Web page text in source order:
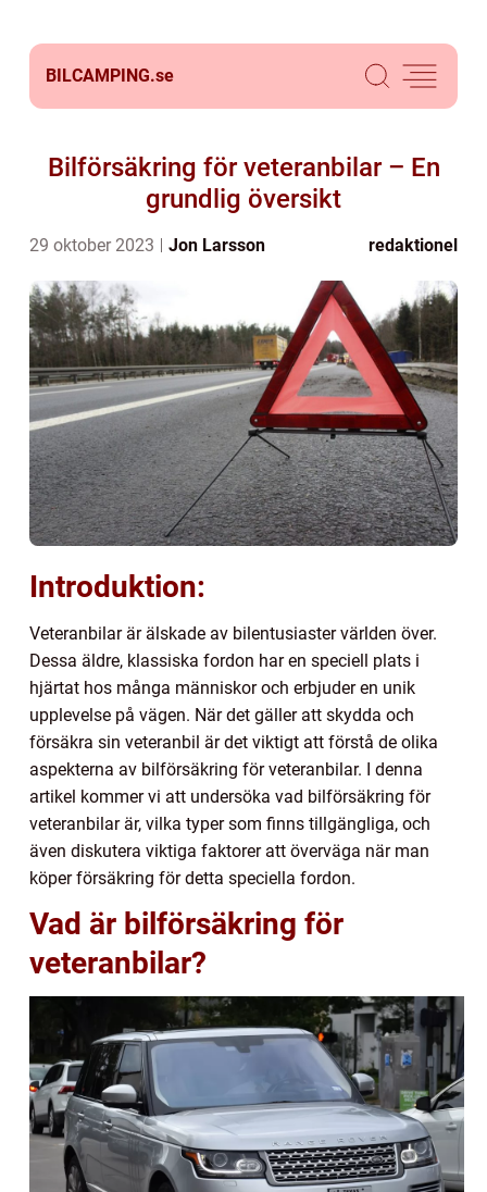
BILCAMPING.se
Bilförsäkring för veteranbilar – En
grundlig översikt
29 oktober 2023 Jon Larsson redaktionel
Introduktion:
Veteranbilar är älskade av bilentusiaster världen över.
Dessa äldre, klassiska fordon har en speciell plats i
hjärtat hos många människor och erbjuder en unik
upplevelse på vägen. När det gäller att skydda och
försäkra sin veteranbil är det viktigt att förstå de olika
aspekterna av bilförsäkring för veteranbilar. I denna
artikel kommer vi att undersöka vad bilförsäkring för
veteranbilar är, vilka typer som finns tillgängliga, och
även diskutera viktiga faktorer att överväga när man
köper försäkring för detta speciella fordon.
Vad är bilförsäkring för
veteranbilar?